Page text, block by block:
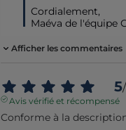
Cordialement,
Maéva de l'équipe
Afficher les commentaires
5/
Avis vérifié et récompensé
Conforme à la